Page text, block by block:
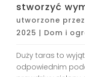
stworzyć
utworzone przez
2025 | Dom i
Duży taras to
odpowiednim